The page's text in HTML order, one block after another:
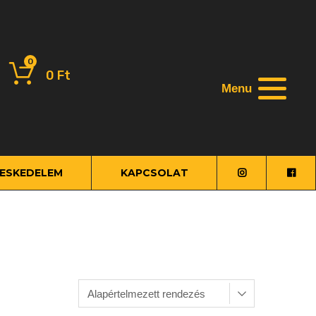
0 Ft
0
KAPCSOLAT
Menu